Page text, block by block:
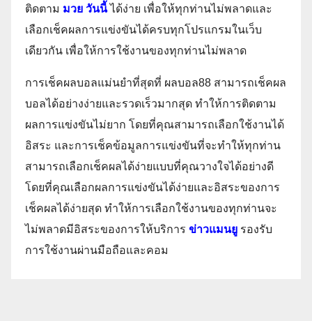
ติดตาม มวย วันนี้ ได้ง่าย เพื่อให้ทุกท่านไม่พลาดและ
เลือกเช็คผลการแข่งขันได้ครบทุกโปรแกรมในเว็บ
เดียวกัน เพื่อให้การใช้งานของทุกท่านไม่พลาด
การเช็คผลบอลแม่นยำที่สุดที่ ผลบอล88 สามารถเช็คผล
บอลได้อย่างง่ายและรวดเร็วมากสุด ทำให้การติดตาม
ผลการแข่งขันไม่ยาก โดยที่คุณสามารถเลือกใช้งานได้
อิสระ และการเช็คข้อมูลการแข่งขันที่จะทำให้ทุกท่าน
สามารถเลือกเช็คผลได้ง่ายแบบที่คุณวางใจได้อย่างดี
โดยที่คุณเลือกผลการแข่งขันได้ง่ายและอิสระของการ
เช็คผลได้ง่ายสุด ทำให้การเลือกใช้งานของทุกท่านจะ
ไม่พลาดมีอิสระของการให้บริการ ข่าวแมนยู รองรับ
การใช้งานผ่านมือถือและคอม